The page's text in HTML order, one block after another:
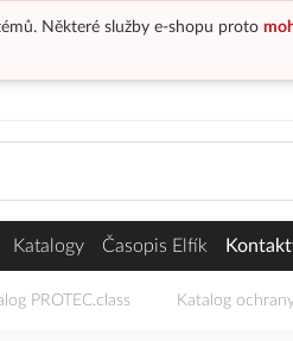
Některé služby e-shopu proto
Katalogy Časopis Elfík
PROTEC.class Katalog